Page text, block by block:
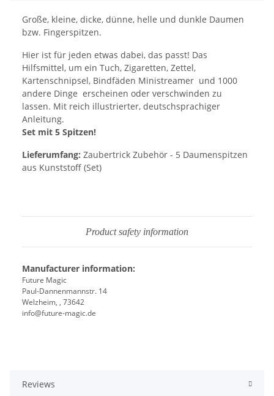
Große, kleine, dicke, dünne, helle und dunkle Daumen
bzw. Fingerspitzen.
Hier ist für jeden etwas dabei, das passt! Das
Hilfsmittel, um ein Tuch, Zigaretten, Zettel,
Kartenschnipsel, Bindfäden Ministreamer und 1000
andere Dinge erscheinen oder verschwinden zu
lassen. Mit reich illustrierter, deutschsprachiger
Anleitung.
Set mit 5 Spitzen!
Lieferumfang: Zaubertrick Zubehör - 5 Daumenspitzen
aus Kunststoff (Set)
Product safety information
Manufacturer information:
Future Magic
Paul-Dannenmannstr. 14
Welzheim, , 73642
info@future-magic.de
Reviews